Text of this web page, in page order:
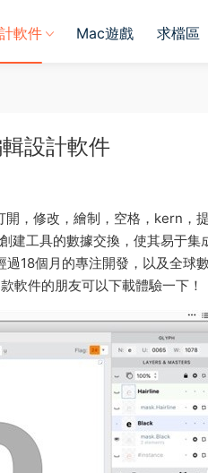
軟件 Mac遊戲 求檔區
設計軟件
，修改，繪制，空格，kern，
建工具的數據交換，使其易于集
18個月的專注開發，以及全球
軟件的朋友可以下載體驗一下！